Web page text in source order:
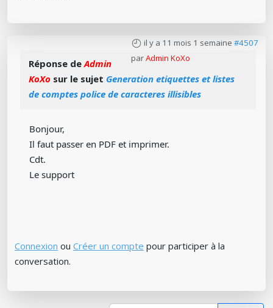
il y a 11 mois 1 semaine #4507
parAdmin KoXo
Réponse deAdmin
KoXo sur le sujet Generation etiquettes et listes
de comptes police de caracteres illisibles
Bonjour,
Il faut passer en PDF et imprimer.
Cdt.
Le support
Connexion ou Créer un compte pour participer à la
conversation.